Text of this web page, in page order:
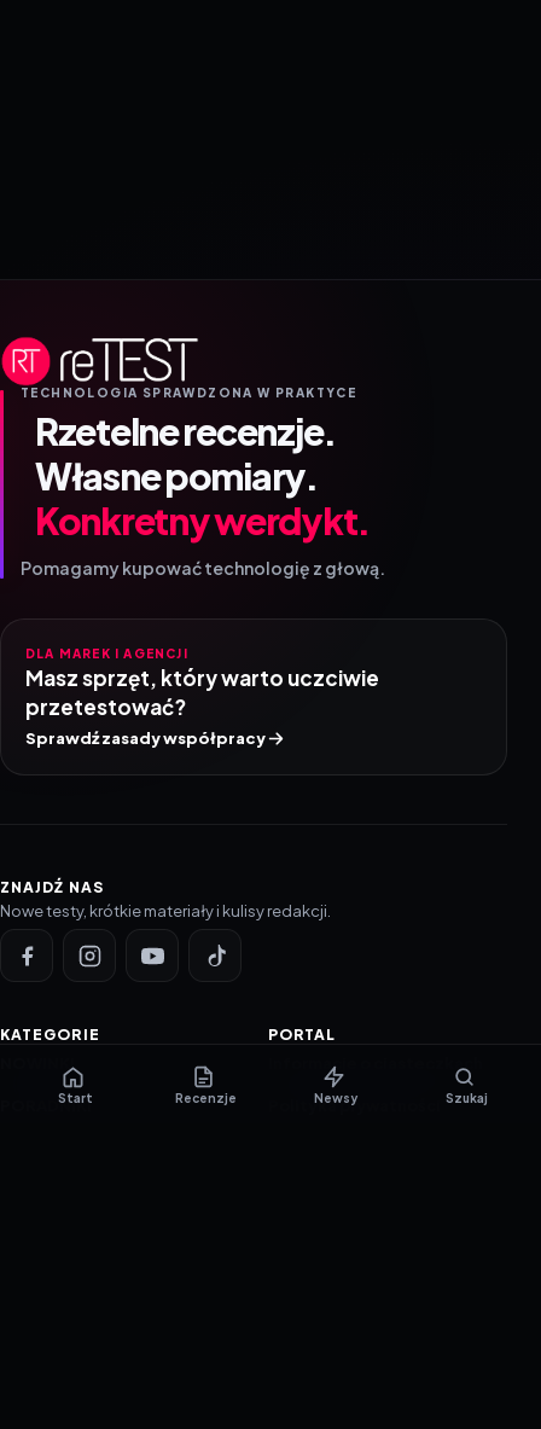
TECHNOLOGIA SPRAWDZONA W PRAKTYCE
Rzetelne recenzje.
Własne pomiary.
Konkretny werdykt.
Pomagamy kupować technologię z głową.
DLA MAREK I AGENCJI
Masz sprzęt, który warto uczciwie
przetestować?
Sprawdź zasady współpracy
ZNAJDŹ NAS
Nowe testy, krótkie materiały i kulisy redakcji.
KATEGORIE
NOWINKI
PORADNIKI
PORTAL
Informacje o ciasteczkach
Polityka prywatności
Start Recenzje Newsy Szukaj